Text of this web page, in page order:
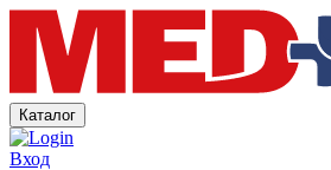
Каталог
Вход